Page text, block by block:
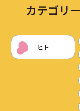
カテゴリー
ヒト